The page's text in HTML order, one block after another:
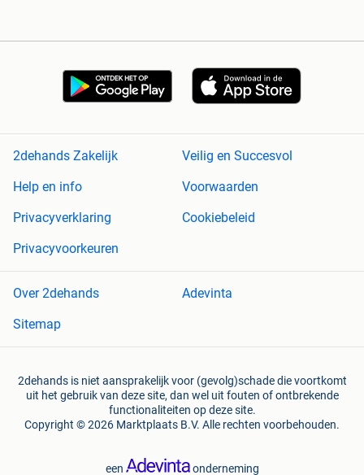
2dehands Zakelijk
Veilig en Succesvol
Help en info
Voorwaarden
Privacyverklaring
Cookiebeleid
Privacyvoorkeuren
Over 2dehands
Adevinta
Sitemap
2dehands is niet aansprakelijk voor (gevolg)schade die voortkomt
uit het gebruik van deze site, dan wel uit fouten of ontbrekende
functionaliteiten op deze site.
Copyright © 2026 Marktplaats B.V. Alle rechten voorbehouden.
een onderneming